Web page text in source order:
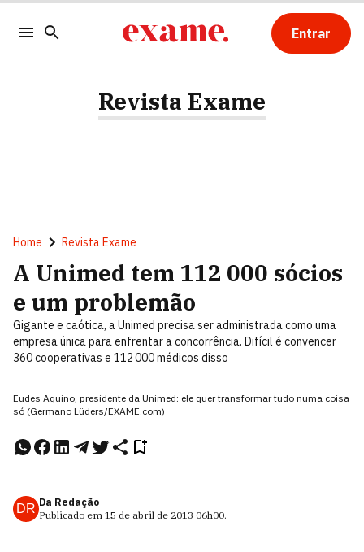
Entrar
Revista Exame
Home Revista Exame
A Unimed tem 112 000 sócios
e um problemão
Gigante e caótica, a Unimed precisa ser administrada como uma
empresa única para enfrentar a concorrência. Difícil é convencer
360 cooperativas e 112 000 médicos disso
Eudes Aquino, presidente da Unimed: ele quer transformar tudo numa coisa
só (Germano Lüders/EXAME.com)
DR Da Redação
Publicado em 15 de abril de 2013 06h00.